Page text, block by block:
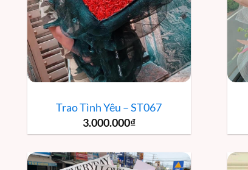
Trao Tình Yêu – ST067
3.000.000₫